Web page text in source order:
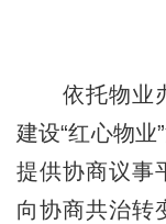
依托物业办
建设“红心物
提供协商议事
向协商共治转